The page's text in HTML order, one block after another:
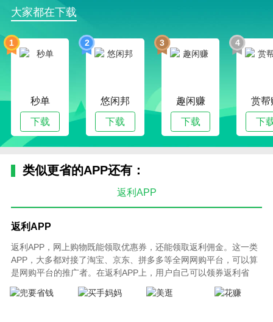
大家都在下载
1
秒单
下载
2
悠闲邦
下载
3
趣闲赚
下载
4
赏帮
下
类似更省的APP还有：
返利APP
返利APP
返利APP，网上购物既能领取优惠券，还能领取返利佣金。这一类
APP，大多都对接了淘宝、京东、拼多多等全网网购平台，可以算
是网购平台的推广者。在返利APP上，用户自己可以领券返利省
钱，也可以通过打造自己的推广团队赚钱。此类APP，是互联网上
创业类APP不可多得的一类。